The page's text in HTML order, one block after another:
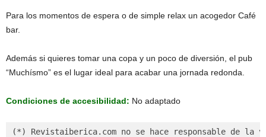
Para los momentos de espera o de simple relax un acogedor Café
bar.
Además si quieres tomar una copa y un poco de diversión, el pub
“Muchísmo” es el lugar ideal para acabar una jornada redonda.
Condiciones de accesibilidad: No adaptado
(*) Revistaiberica.com no se hace responsable de